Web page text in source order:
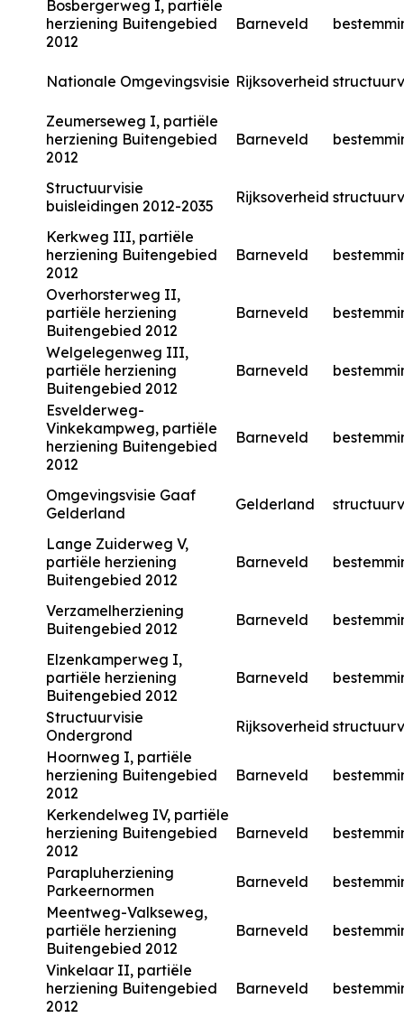
Bosbergerweg I, partiële
herziening Buitengebied
2012
Barneveld
Nationale Omgevingsvisie Rijksoverheid
Zeumerseweg I, partiële
herziening Buitengebied
2012
Barneveld
Structuurvisie
buisleidingen 2012-2035
Rijksoverheid
Kerkweg III, partiële
herziening Buitengebied
2012
Barneveld
Overhorsterweg II,
partiële herziening
Buitengebied 2012
Barneveld
Welgelegenweg III,
partiële herziening
Buitengebied 2012
Barneveld
Esvelderweg-
Vinkekampweg, partiële
herziening Buitengebied
2012
Barneveld
Omgevingsvisie Gaaf
Gelderland
Gelderland
Lange Zuiderweg V,
partiële herziening
Buitengebied 2012
Barneveld
Verzamelherziening
Buitengebied 2012
Barneveld
Elzenkamperweg I,
partiële herziening
Buitengebied 2012
Barneveld
Structuurvisie
Ondergrond
Rijksoverheid
Hoornweg I, partiële
herziening Buitengebied
2012
Barneveld
Kerkendelweg IV, partiële
herziening Buitengebied
2012
Barneveld
Parapluherziening
Parkeernormen
Barneveld
Meentweg-Valkseweg,
partiële herziening
Buitengebied 2012
Barneveld
Vinkelaar II, partiële
herziening Buitengebied
2012
Barneveld